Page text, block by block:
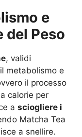
e
del Peso
, validi
metabolismo e
il processo
calorie per
a sciogliere i
Matcha Tea
a snellire.